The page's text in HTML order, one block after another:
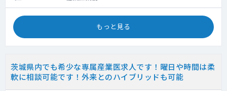
もっと見る
茨城県内でも希少な専属産業医求人です！曜日や時間は柔
軟に相談可能です！外来とのハイブリッドも可能